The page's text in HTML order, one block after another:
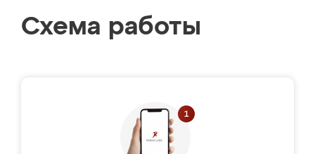
Схема работы